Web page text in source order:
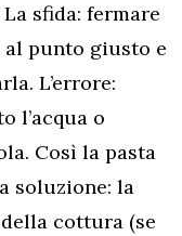
sfida: fermare
punto giusto e
L’errore:
l’acqua o
Così la pasta
soluzione: la
cottura (se